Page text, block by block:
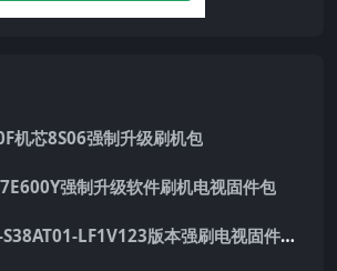
机芯8S06强制升级刷机包
强制升级软件刷机电视固件包
TCL电视V8-S38AT01-LF1V123版本强刷电视固件包下载